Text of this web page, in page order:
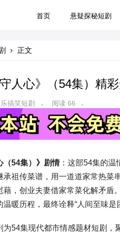
首页 悬疑探秘短剧
正文
守人心》（54集）精
搞笑短剧 阅读 66
（54集）》剧情：这部54集的温
承祖传菜谱，用一道道家常热
藉，创业夫妻借家常菜化解矛
暖历程，最终诠释“人间至味是
为54集现代都市情感题材短剧